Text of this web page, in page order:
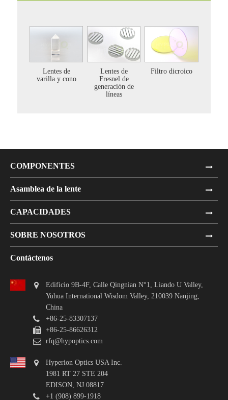
Lentes de
varilla y cono
Lentes de
Fresnel de
generación de
líneas
Filtro dicroico
COMPONENTES
Asamblea de la lente
CAPACIDADES
SOBRE NOSOTROS
Contáctenos
Edificio 9B-4F, Calle Qingnian N°1, Liando U Valley,
Yuhua International Wisdom Valley, 210039 Nanjing,
China
+86-25-83307137
+86-25-86626312
rfq@hypoptics.com
Hyperion Optics USA Inc.
1981 RT 27 STE 204
EDISON, NJ 08817
+1 (908) 899-1918